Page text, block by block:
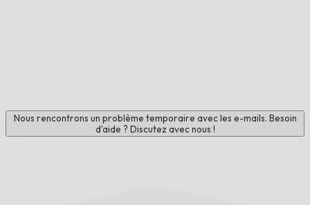
Nous rencontrons un problème temporaire avec les e-mails. Besoin
d'aide ? Discutez avec nous !